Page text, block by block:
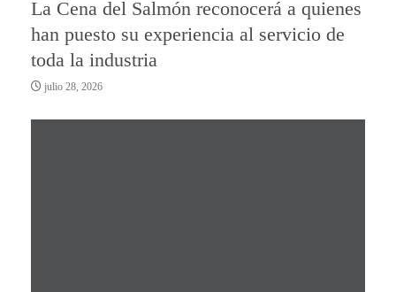
La Cena del Salmón reconocerá a quienes
han puesto su experiencia al servicio de
toda la industria
julio 28, 2026